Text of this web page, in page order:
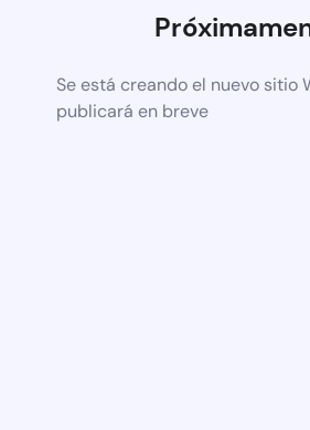
Se está creando el nuevo sitio
publicará en breve